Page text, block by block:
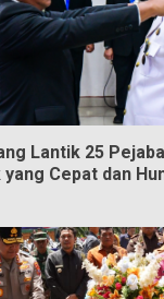
Lantik 25
Cepat dan